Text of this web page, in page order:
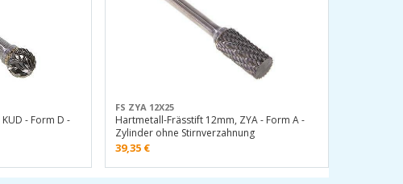
- Form D -
FS ZYA 12X25
Hartmetall-Frässtift 12mm, ZYA - Form A -
Zylinder ohne Stirnverzahnung
39,35 €